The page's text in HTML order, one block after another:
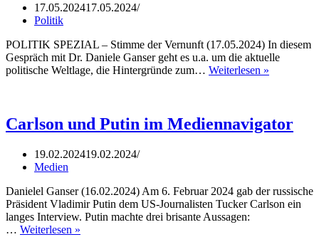
17.05.202417.05.2024
Politik
POLITIK SPEZIAL – Stimme der Vernunft (17.05.2024) In diesem
Gespräch mit Dr. Daniele Ganser geht es u.a. um die aktuelle
politische Weltlage, die Hintergründe zum… Weiterlesen »
die
Interview
Carlson und Putin im Mediennavigator
19.02.202419.02.2024
Medien
Danielel Ganser (16.02.2024) Am 6. Februar 2024 gab der russische
Präsident Vladimir Putin dem US-Journalisten Tucker Carlson ein
langes Interview. Putin machte drei brisante Aussagen:
… Weiterlesen »